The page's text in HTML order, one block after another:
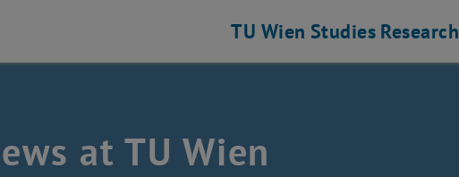
TU Wien Studies Research
at TU Wien